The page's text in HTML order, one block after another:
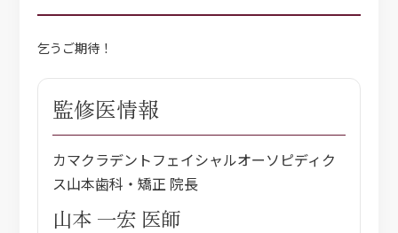
乞うご期待！
監修医情報
カマクラデントフェイシャルオーソピディク
ス山本歯科・矯正 院長
山本 一宏 医師